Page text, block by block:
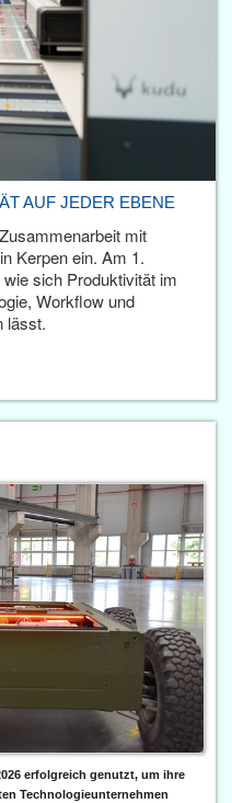
AUF JEDER EBENE
mit
Kerpen ein. Am 1.
sich Produktivität im
Workflow und
lässt.
erfolgreich genutzt, um ihre
Technologieunternehmen